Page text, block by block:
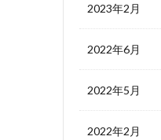
2023年2月
2022年6月
2022年5月
2022年2月